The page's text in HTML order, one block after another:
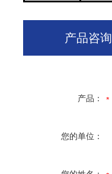
产品咨询
产品：
您的单位：